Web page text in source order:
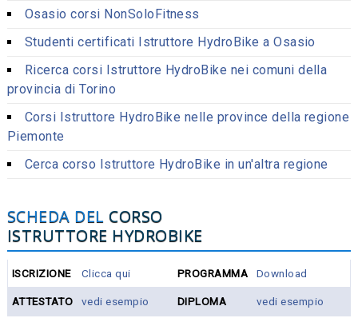
Osasio corsi NonSoloFitness
Studenti certificati Istruttore HydroBike a Osasio
Ricerca corsi Istruttore HydroBike nei comuni della
provincia di Torino
Corsi Istruttore HydroBike nelle province della regione
Piemonte
Cerca corso Istruttore HydroBike in un'altra regione
SCHEDA DELCORSO
ISTRUTTORE HYDROBIKE
ISCRIZIONE Clicca qui PROGRAMMA Download
ATTESTATO vedi esempio DIPLOMA vedi esempio